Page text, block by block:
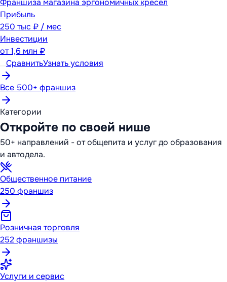
Франшиза магазина эргономичных кресел
Прибыль
250 тыс ₽ / мес
Инвестиции
от1,6 млн ₽
СравнитьУзнать условия
Все 500+ франшиз
Категории
Откройте по своей нише
50+ направлений - от общепита и услуг до образования
и автодела.
Общественное питание
250 франшиз
Розничная торговля
252франшизы
Услуги и сервис